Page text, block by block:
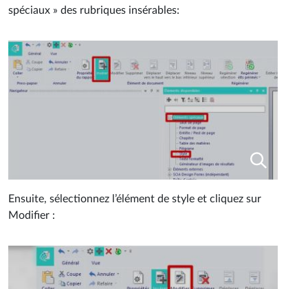
spéciaux » des rubriques insérables:
Ensuite, sélectionnez l’élément de style et cliquez sur
Modifier :